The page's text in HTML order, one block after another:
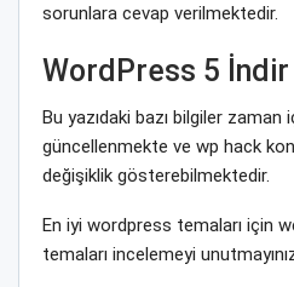
sorunlara cevap verilmektedir.
WordPress 5 İndir
Bu yazıdaki bazı bilgiler
güncellenmekte ve wp hack
değişiklik gösterebilmektedir.
En iyi wordpress temaları için
temaları incelemeyi